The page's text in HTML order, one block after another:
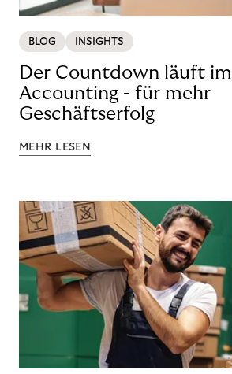
BLOG INSIGHTS
Der Countdown läuft im
Accounting - für mehr
Geschäftserfolg
MEHR LESEN